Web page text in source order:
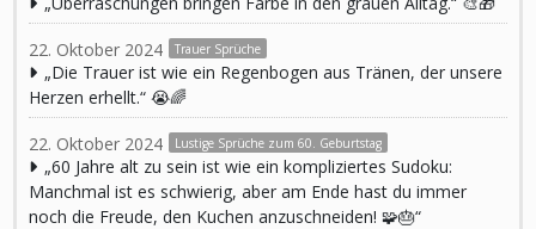
22. Oktober 2024 Trauer Sprüche
„Die Trauer ist wie ein Regenbogen aus Tränen, der unsere
Herzen erhellt.“ 😭🌈
22. Oktober 2024 Lustige Sprüche zum 60. Geburtstag
„60 Jahre alt zu sein ist wie ein kompliziertes Sudoku:
Manchmal ist es schwierig, aber am Ende hast du immer
noch die Freude, den Kuchen anzuschneiden! 🧩🎂“